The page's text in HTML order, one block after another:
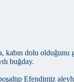
kabın dolu olduğunu
buğday.
Efendimiz